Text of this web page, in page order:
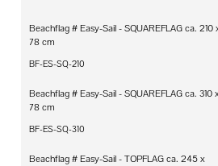
Beachflag # Easy-Sail - SQUAREFLAG ca. 210
78 cm
BF-ES-SQ-210
Beachflag # Easy-Sail - SQUAREFLAG ca. 310
78 cm
BF-ES-SQ-310
Beachflag # Easy-Sail - TOPFLAG ca. 245 x